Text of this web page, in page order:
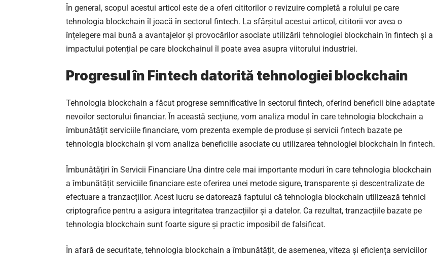
În general, scopul acestui articol este de a oferi cititorilor o revizuire completă a rolului pe care
tehnologia blockchain îl joacă în sectorul fintech. La sfârșitul acestui articol, cititorii vor avea o
înțelegere mai bună a avantajelor și provocărilor asociate utilizării tehnologiei blockchain în fintech și a
impactului potențial pe care blockchainul îl poate avea asupra viitorului industriei.
Progresul în Fintech datorită tehnologiei blockchain
Tehnologia blockchain a făcut progrese semnificative în sectorul fintech, oferind beneficii bine adaptate
nevoilor sectorului financiar. În această secțiune, vom analiza modul în care tehnologia blockchain a
îmbunătățit serviciile financiare, vom prezenta exemple de produse și servicii fintech bazate pe
tehnologia blockchain și vom analiza beneficiile asociate cu utilizarea tehnologiei blockchain în fintech.
Îmbunătățiri în Servicii Financiare Una dintre cele mai importante moduri în care tehnologia blockchain
a îmbunătățit serviciile financiare este oferirea unei metode sigure, transparente și descentralizate de
efectuare a tranzacțiilor. Acest lucru se datorează faptului că tehnologia blockchain utilizează tehnici
criptografice pentru a asigura integritatea tranzacțiilor și a datelor. Ca rezultat, tranzacțiile bazate pe
tehnologia blockchain sunt foarte sigure și practic imposibil de falsificat.
În afară de securitate, tehnologia blockchain a îmbunătățit, de asemenea, viteza și eficiența serviciilor